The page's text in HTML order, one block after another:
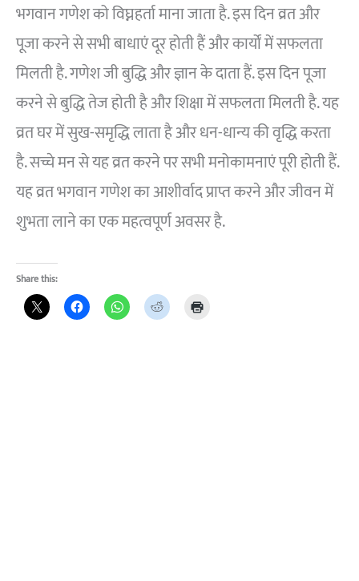
भगवान गणेश को विघ्नहर्ता माना जाता है. इस दिन व्रत और
पूजा करने से सभी बाधाएं दूर होती हैं और कार्यों में सफलता
मिलती है. गणेश जी बुद्धि और ज्ञान के दाता हैं. इस दिन पूजा
करने से बुद्धि तेज होती है और शिक्षा में सफलता मिलती है. यह
व्रत घर में सुख-समृद्धि लाता है और धन-धान्य की वृद्धि करता
है. सच्चे मन से यह व्रत करने पर सभी मनोकामनाएं पूरी होती हैं.
यह व्रत भगवान गणेश का आशीर्वाद प्राप्त करने और जीवन में
शुभता लाने का एक महत्वपूर्ण अवसर है.
Share this: